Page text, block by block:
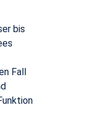
bis
Fall